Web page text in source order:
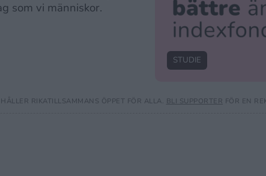
STUDIE
som vi människor.
RIKATILLSAMMANS ÖPPET FÖR ALLA. BLI SUPPORTER FÖR EN